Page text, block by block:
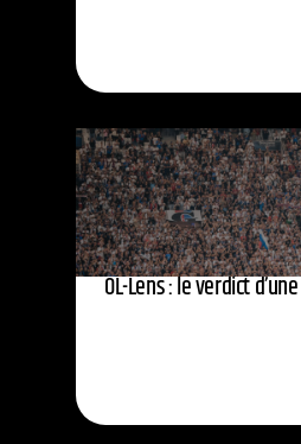
OL-Lens : le verdict